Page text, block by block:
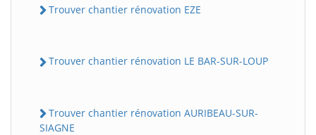
Trouver chantier rénovation EZE
Trouver chantier rénovation LE BAR-SUR-LOUP
Trouver chantier rénovation AURIBEAU-SUR-
SIAGNE